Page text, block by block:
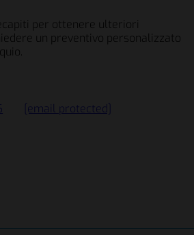
per ottenere ulteriori
un preventivo personalizzato
[email protected]